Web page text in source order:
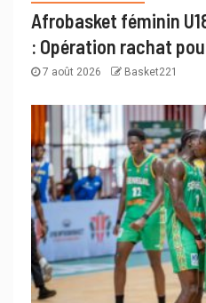
Afrobasket féminin
: Opération rachat
7 août 2026 Basket221